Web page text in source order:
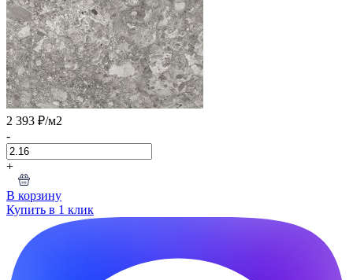
2 393 ₽/м2
-
+
В корзину
Купить в 1 клик